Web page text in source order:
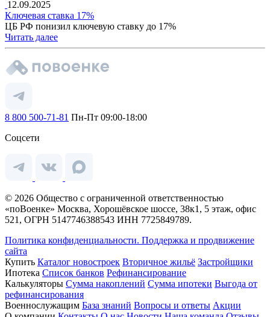
12.09.2025
Ключевая ставка 17%
ЦБ РФ понизил ключевую ставку до 17%
Читать далее
8 800 500-71-81 Пн-Пт 09:00-18:00
Соцсети
© 2026 Общество с ограниченной ответственностью
«поВоенке» Москва, Хорошёвское шоссе, 38к1, 5 этаж, офис
521, ОГРН 5147746388543 ИНН 7725849789.
Политика конфиденциальности. Поддержка и продвижение
сайта
Купить Каталог новостроек Вторичное жильё Застройщики
Ипотека Список банков Рефинансирование
Калькуляторы Сумма накоплений Сумма ипотеки Выгода от
рефинансирования
Военнослужащим База знаний Вопросы и ответы Акции